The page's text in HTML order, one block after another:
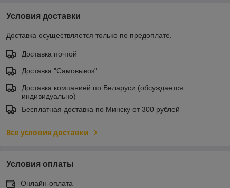
Условия доставки
Доставка осуществляется только по предоплате.
Доставка почтой
Доставка "Самовывоз"
Доставка компанией по Беларуси (обсуждается
индивидуально)
Бесплатная доставка по Минску от 300 рублей
Все условия доставки
Условия оплаты
Онлайн-оплата